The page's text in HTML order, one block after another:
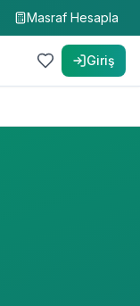
Masraf Hesapla
Giriş